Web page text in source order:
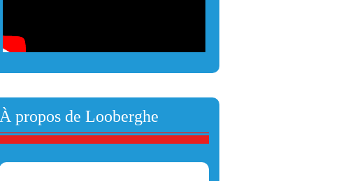
À propos de Looberghe